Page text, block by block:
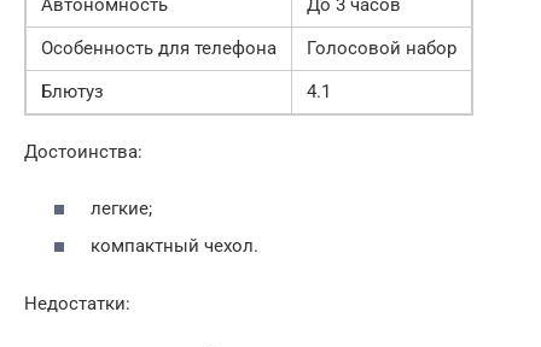
Автономность
До 3 часов
Особенность для телефона
Голосовой набор
Блютуз
4.1
Достоинства:
легкие;
компактный чехол.
Недостатки: